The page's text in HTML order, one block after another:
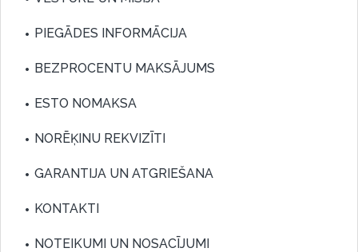
PIEGĀDES INFORMĀCIJA
BEZPROCENTU MAKSĀJUMS
ESTO NOMAKSA
NORĒĶINU REKVIZĪTI
GARANTIJA UN ATGRIEŠANA
KONTAKTI
NOTEIKUMI UN NOSACĪJUMI